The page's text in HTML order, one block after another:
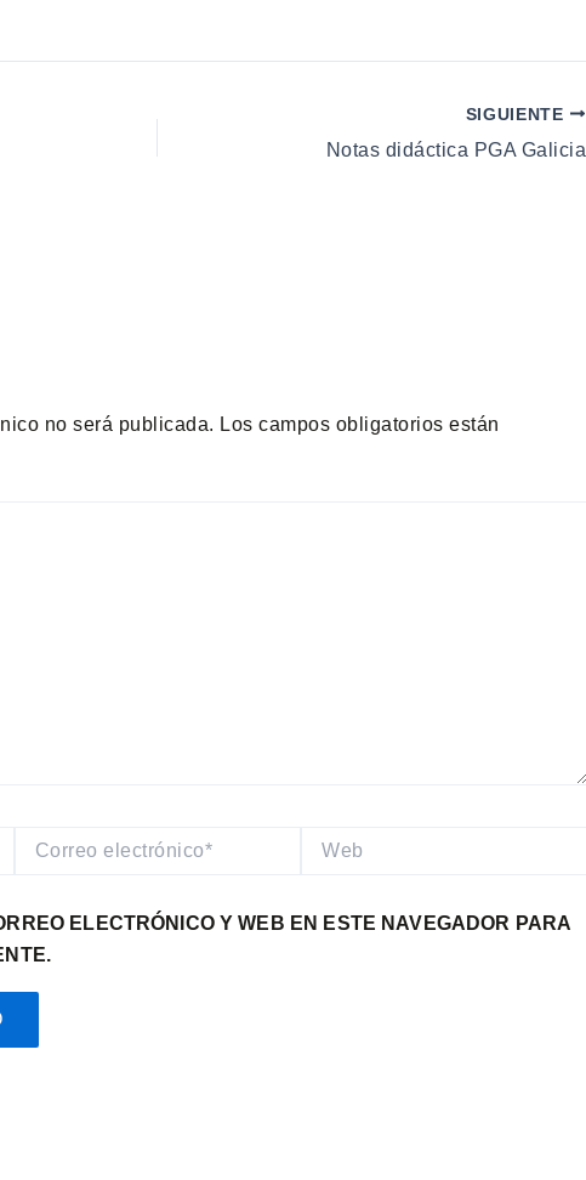
SIGUIENTE
Notas didáctica PGA Galicia
no será publicada. Los campos obligatorios están
CORREO
WEB
ELECTRÓNICO Y WEB EN ESTE NAVEGADOR PARA